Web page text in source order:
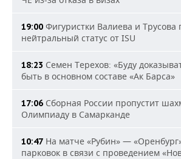
19:00 Фигуристки Валиева и Трусова
нейтральный статус от ISU
18:23 Семен Терехов: «Буду
быть в основном составе «Ак Барса»
17:06 Сборная России пропустит
Олимпиаду в Самарканде
10:47 На матче «Рубин» —
парковок в связи с проведением